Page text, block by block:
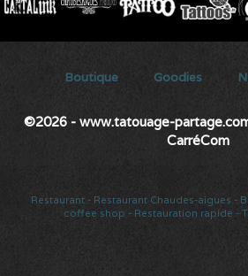
Boutique Goodies
©2026 - www.tatouage-
CarréCom
Restaurant - Restaurant Chaudes-aigues -
coffee shop - Restauration rapide -